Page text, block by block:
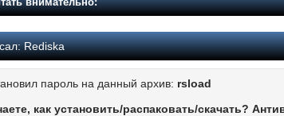
Rediska
пароль на данный архив: rsload
как установить/распаковать/скачать?